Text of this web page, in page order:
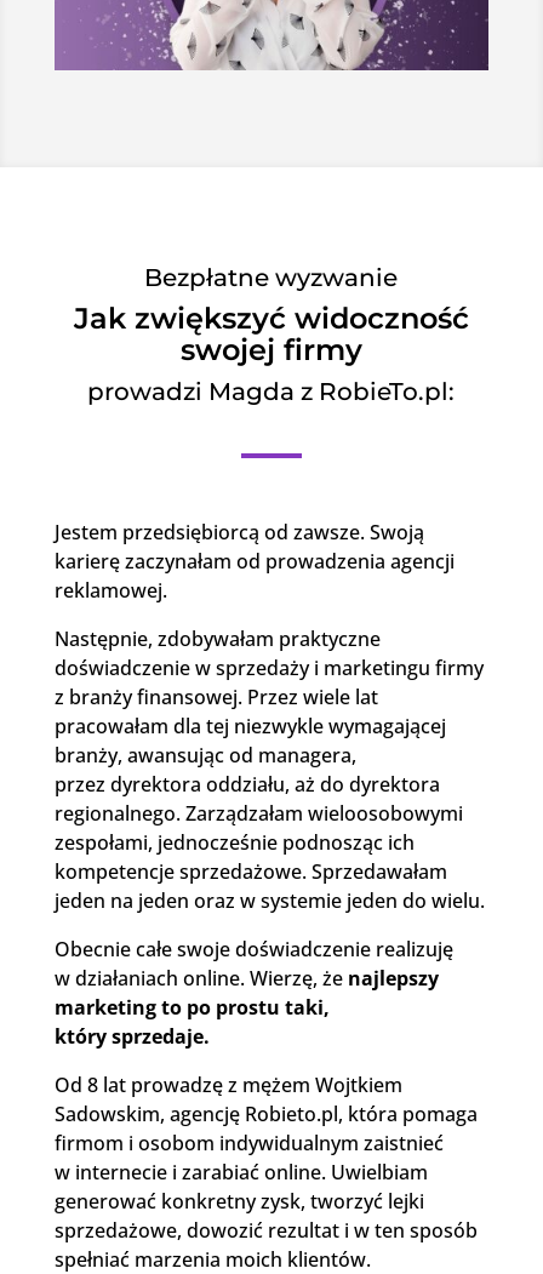
Bezpłatne wyzwanie
Jak zwiększyć widoczność
swojej firmy
prowadzi Magda z RobieTo.pl:
Jestem przedsiębiorcą od zawsze. Swoją
karierę zaczynałam od prowadzenia agencji
reklamowej.
Następnie, zdobywałam praktyczne
doświadczenie w sprzedaży i marketingu firmy
z branży finansowej. Przez wiele lat
pracowałam dla tej niezwykle wymagającej
branży, awansując od managera,
przez dyrektora oddziału, aż do dyrektora
regionalnego. Zarządzałam wieloosobowymi
zespołami, jednocześnie podnosząc ich
kompetencje sprzedażowe. Sprzedawałam
jeden na jeden oraz w systemie jeden do wielu.
Obecnie całe swoje doświadczenie realizuję
w działaniach online. Wierzę, że najlepszy
marketing to po prostu taki,
który sprzedaje.
Od 8 lat prowadzę z mężem Wojtkiem
Sadowskim, agencję Robieto.pl, która pomaga
firmom i osobom indywidualnym zaistnieć
w internecie i zarabiać online. Uwielbiam
generować konkretny zysk, tworzyć lejki
sprzedażowe, dowozić rezultat i w ten sposób
spełniać marzenia moich klientów.